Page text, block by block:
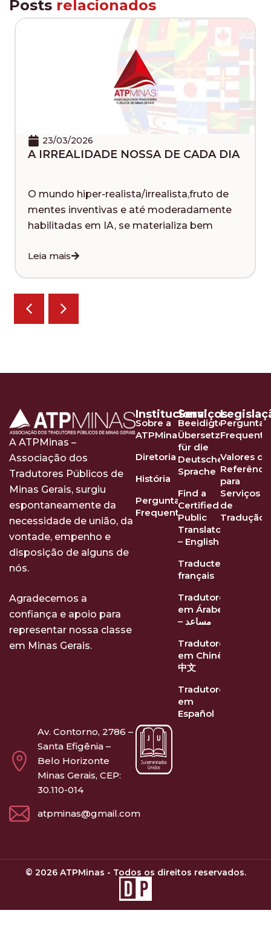
Posts relacionados
23/03/2026
A IRREALIDADE NOSSA DE CADA DIA
O mundo hiper-realista/irrealista,fruto de
mentes inventivas e até moderadamente
habilitadas em IA, se materializa bem
Leia mais
A ATPMinas –
Associação dos
Tradutores Públicos de
Minas Gerais, surgiu
espontaneamente da
necessidade de união, da
vontade, empenho e
disposição de alguns de
nós.
Agradecemos a
confiança e apoio para
representar nossa classe
em Minas Gerais.
Institucional
Sobre a
ATPMinas
Diretoria
História
Perguntas
Frequentes
Serviços
Beeidigte
Übersetzer
für die
Deutsche
Sprache
Find a
Certified
Public
Translator
– English
Traducteurs
français
Tradutores
em Árabe
– مساعد
Tradutores
em Chinês
中文
Tradutores
em
Español
Perguntas
Valores de
Referência
para
Serviços
de
Tradução
Av. Contorno, 2786 –
Santa Efigênia –
Belo Horizonte
Minas Gerais, CEP:
30.110-014
atpminas@gmail.com
© 2026 ATPMinas - Todos os direitos reservados.